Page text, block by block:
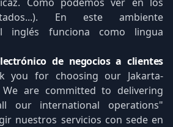
En este ambiente
inglés funciona como lingua
de negocios a clientes
you for choosing our Jakarta-
We are committed to delivering
our international operations"
nuestros servicios con sede en